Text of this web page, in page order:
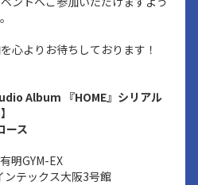
心よりお待ちしております！
Album 『HOME』シリアル
ース
明GYM-EX
テックス大阪3号館